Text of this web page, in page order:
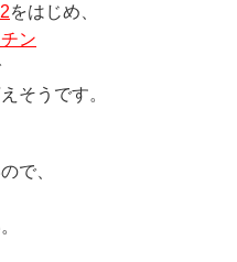
をはじめ、
ン
そうです。
で、